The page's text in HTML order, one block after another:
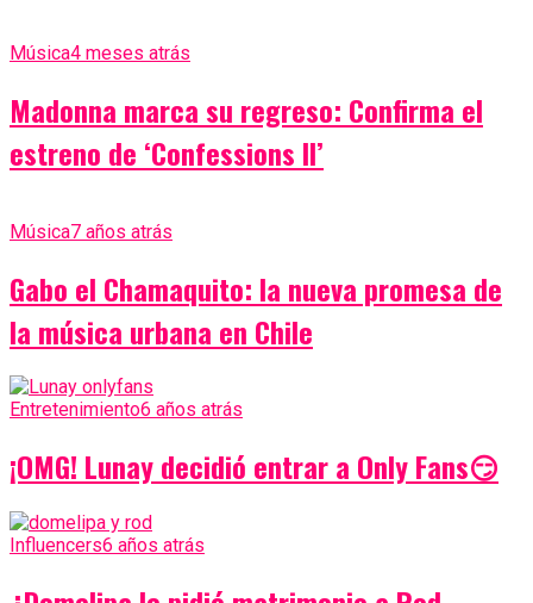
Música4 meses atrás
Madonna marca su regreso: Confirma el
estreno de ‘Confessions II’
Música7 años atrás
Gabo el Chamaquito: la nueva promesa de
la música urbana en Chile
Entretenimiento6 años atrás
¡OMG! Lunay decidió entrar a Only Fans😏
Influencers6 años atrás